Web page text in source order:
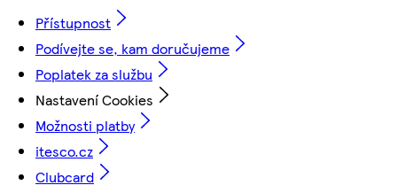
Přístupnost
Podívejte se, kam doručujeme
Poplatek za službu
Nastavení Cookies
Možnosti platby
itesco.cz
Clubcard